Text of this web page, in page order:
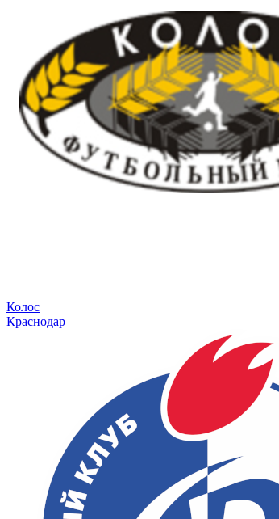
Колос
Краснодар